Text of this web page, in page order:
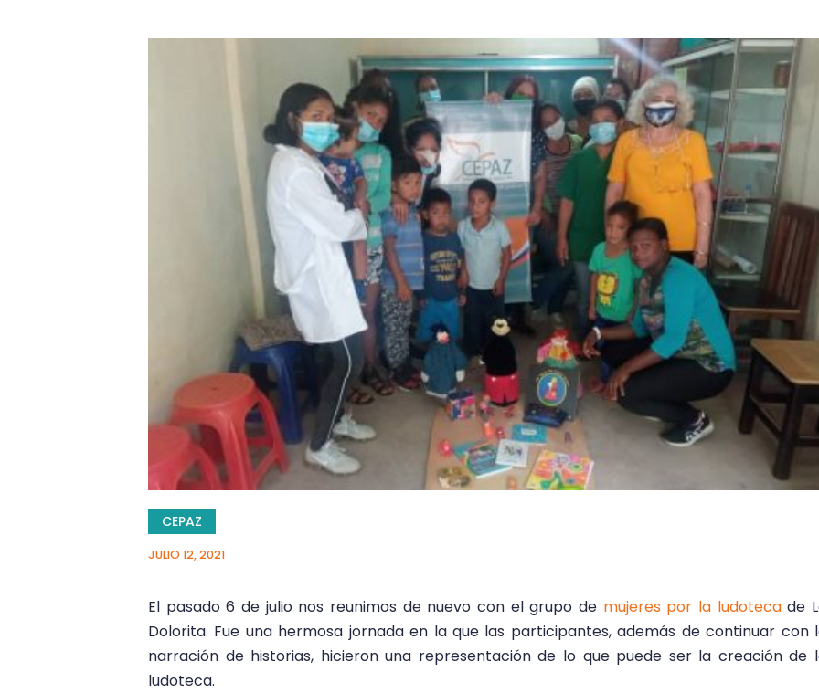
CEPAZ
JULIO 12, 2021
El pasado 6 de julio nos reunimos de nuevo con el grupo de mujeres por la ludotecade
Dolorita. Fue una hermosa jornada en la que las participantes, además de continuar con
narración de historias, hicieron una representación de lo que puede ser la creación de
ludoteca.